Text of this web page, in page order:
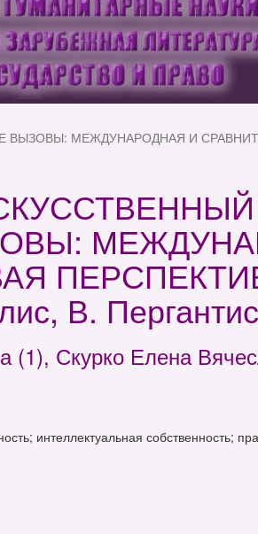
МЕЖДУНАРОДНАЯ И
В.
Скурко Елена
интеллектуальная собственность;